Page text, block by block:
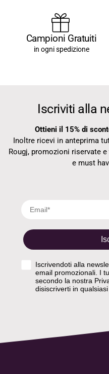
Campioni Gratuiti
in ogni spedizione
Iscriviti alla
Ottieni il 15% di
Inoltre ricevi in anteprima
Rougj, promozioni riservate
e must
Privacy Policy
Iscrivendoti alla
email promozionali. I
secondo la nostra
disiscriverti in qualsiasi